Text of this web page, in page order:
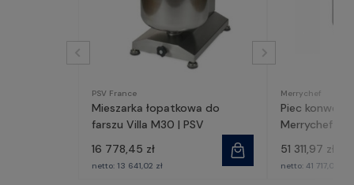
PSV France
Mieszarka łopatkowa do
farszu Villa M30 | PSV
16 778,45 zł
netto: 13 641,02 zł
Merrychef
Piec
Merrychef
51 311,97 zł
netto: 41 717,05 zł